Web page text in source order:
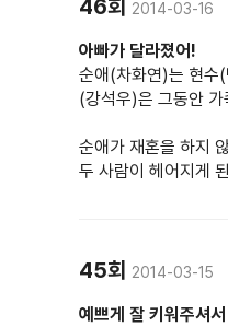
46회 2014-03-16
아빠가 달라졌어!
순애(차화연)는 현수
(강석우)은 그동안
순애가 재혼을 하지
두 사람이 헤어지게
45회 2014-03-15
예쁘게 잘 키워주셔